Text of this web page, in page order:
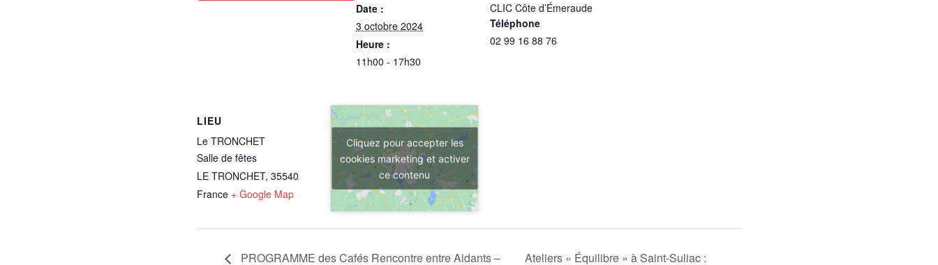
Date :
3 octobre 2024
Heure :
11h00 - 17h30
CLIC Côte d’Émeraude
Téléphone
02 99 16 88 76
LIEU
Le TRONCHET
Salle de fêtes
LE TRONCHET, 35540
France + Google Map
Cliquez pour accepter les
cookies marketing et activer
ce contenu
PROGRAMME des Cafés Rencontre entre Aidants – Ateliers « Équilibre » à Saint-Suliac :